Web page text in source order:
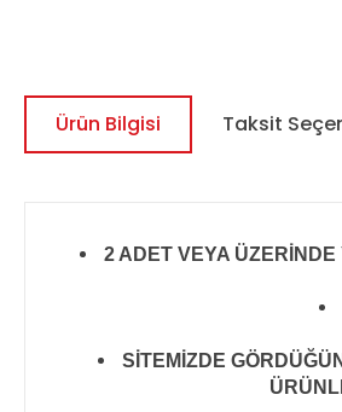
Ürün Bilgisi Taksit
2 ADET VEYA
SİTEMİZDE